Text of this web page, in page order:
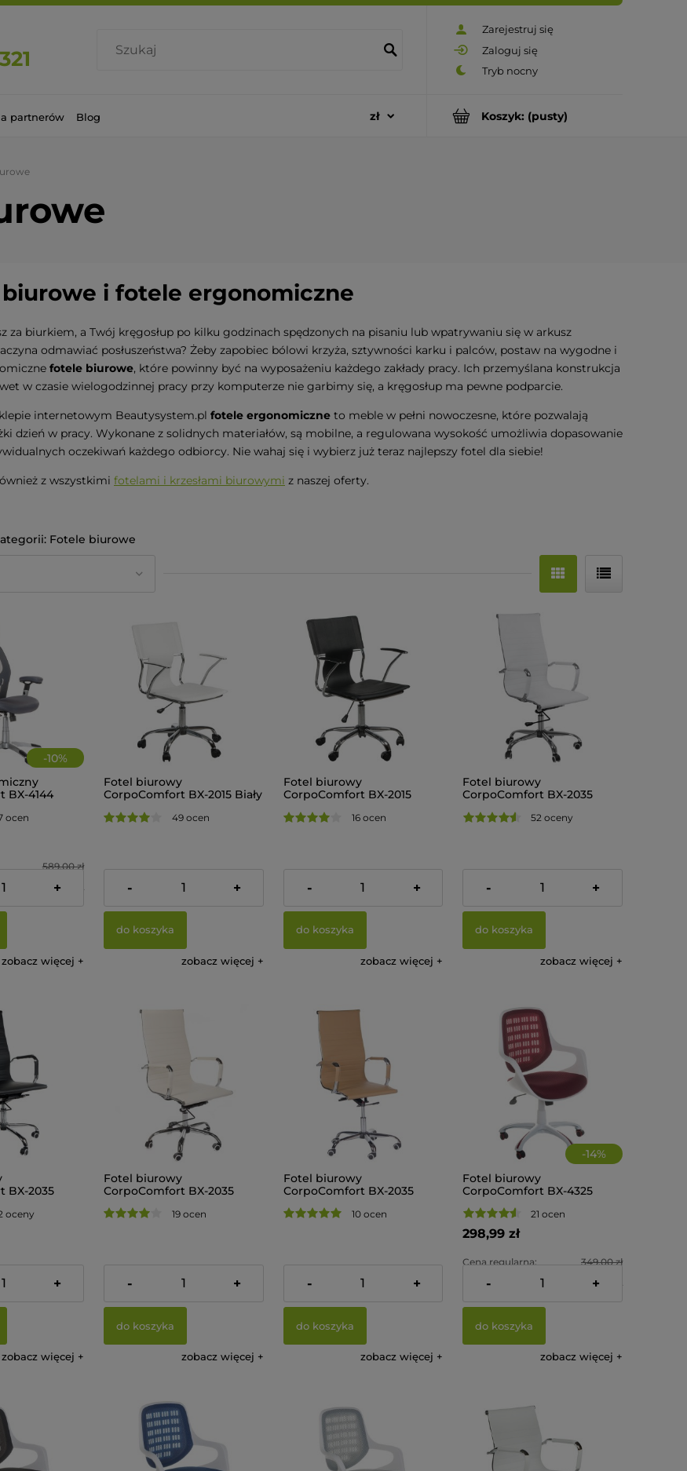
Zarejestruj się
Zaloguj się
Koszyk: (pusty)
partnerów Blog
i fotele ergonomiczne
za biurkiem, a Twój kręgosłup po kilku godzinach spędzonych na pisaniu lub wpatrywaniu się w arkusz
odmawiać posłuszeństwa? Żeby zapobiec bólowi krzyża, sztywności karku i palców, postaw na wygodne i
fotele biurowe, które powinny być na wyposażeniu każdego zakłady pracy. Ich przemyślana konstrukcja
w czasie wielogodzinnej pracy przy komputerze nie garbimy się, a kręgosłup ma pewne podparcie.
internetowym Beautysystem.pl fotele ergonomiczne to meble w pełni nowoczesne, które pozwalają
dzień w pracy. Wykonane z solidnych materiałów, są mobilne, a regulowana wysokość umożliwia dopasowanie
oczekiwań każdego odbiorcy. Nie wahaj się i wybierz już teraz najlepszy fotel dla siebie!
z wszystkimi fotelami i krzesłami biurowymi z naszej oferty.
Fotele biurowe
-10%
BX-4144
ocen
589,00 zł
611,10 zł
+
zobacz więcej
Fotel biurowy
CorpoComfort BX-2015 Biały
49 ocen
336,00 zł
- +
do koszyka
zobacz więcej
Fotel biurowy
CorpoComfort BX-2015
16 ocen
336,00 zł
- +
do koszyka
zobacz więcej
Fotel biurowy
CorpoComfort BX-2035
52 oceny
579,00 zł
- +
do koszyka
zobacz więcej
BX-2035
oceny
+
zobacz więcej
Fotel biurowy
CorpoComfort BX-2035
19 ocen
579,00 zł
- +
do koszyka
zobacz więcej
Fotel biurowy
CorpoComfort BX-2035
10 ocen
533,00 zł
- +
do koszyka
zobacz więcej
-14%
Fotel biurowy
CorpoComfort BX-4325
21 ocen
298,99 zł
Cena regularna: 349,00 zł
Najniższa cena: 298,99 zł
- +
do koszyka
zobacz więcej